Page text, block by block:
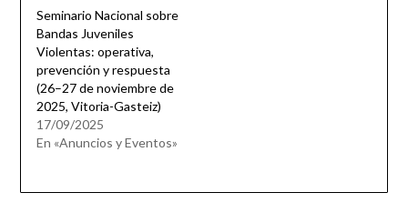
Seminario Nacional sobre
Bandas Juveniles
Violentas: operativa,
prevención y respuesta
(26–27 de noviembre de
2025, Vitoria-Gasteiz)
17/09/2025
En «Anuncios y Eventos»